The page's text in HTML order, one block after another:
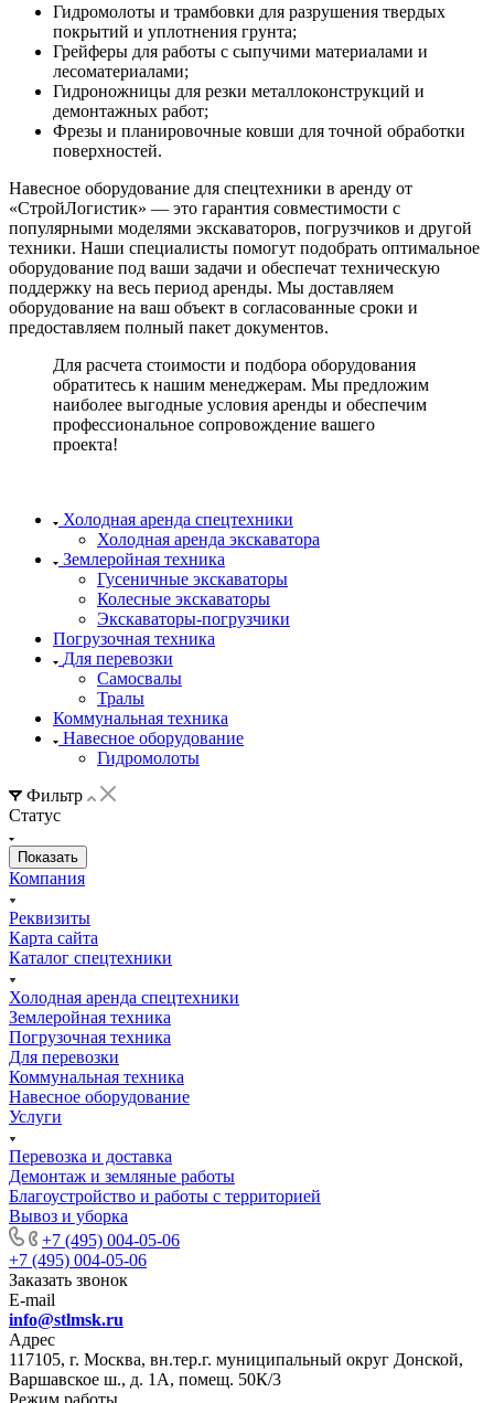
Гидромолоты и трамбовки для разрушения твердых
покрытий и уплотнения грунта;
Грейферы для работы с сыпучими материалами и
лесоматериалами;
Гидроножницы для резки металлоконструкций и
демонтажных работ;
Фрезы и планировочные ковши для точной обработки
поверхностей.
Навесное оборудование для спецтехники в аренду от
«СтройЛогистик» — это гарантия совместимости с
популярными моделями экскаваторов, погрузчиков и другой
техники. Наши специалисты помогут подобрать оптимальное
оборудование под ваши задачи и обеспечат техническую
поддержку на весь период аренды. Мы доставляем
оборудование на ваш объект в согласованные сроки и
предоставляем полный пакет документов.
Для расчета стоимости и подбора оборудования
обратитесь к нашим менеджерам. Мы предложим
наиболее выгодные условия аренды и обеспечим
профессиональное сопровождение вашего
проекта!
Холодная аренда спецтехники
Холодная аренда экскаватора
Землеройная техника
Гусеничные экскаваторы
Колесные экскаваторы
Экскаваторы-погрузчики
Погрузочная техника
Для перевозки
Самосвалы
Тралы
Коммунальная техника
Навесное оборудование
Гидромолоты
Фильтр
Статус
Компания
Реквизиты
Карта сайта
Каталог спецтехники
Холодная аренда спецтехники
Землеройная техника
Погрузочная техника
Для перевозки
Коммунальная техника
Навесное оборудование
Услуги
Перевозка и доставка
Демонтаж и земляные работы
Благоустройство и работы с территорией
Вывоз и уборка
+7 (495) 004-05-06
+7 (495) 004-05-06
Заказать звонок
E-mail
info@stlmsk.ru
Адрес
117105, г. Москва, вн.тер.г. муниципальный округ Донской,
Варшавское ш., д. 1А, помещ. 50К/3
Режим работы